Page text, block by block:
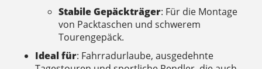
Stabile Gepäckträger: Für die Montage
von Packtaschen und schwerem
Tourengepäck.
Ideal für: Fahrradurlaube, ausgedehnte